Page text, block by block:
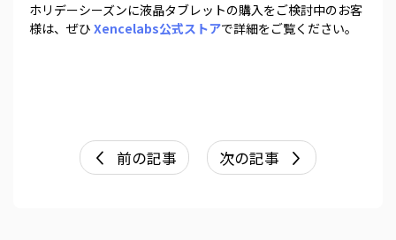
ホリデーシーズンに液晶タブレットの購入をご検討中のお客
様は、ぜひ Xencelabs公式ストアで詳細をご覧ください。
前の記事 次の記事